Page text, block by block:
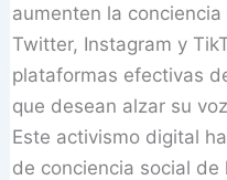
aumenten la
Twitter, Instagram y
plataformas efectivas
que desean alzar su
Este activismo digital
de conciencia social de